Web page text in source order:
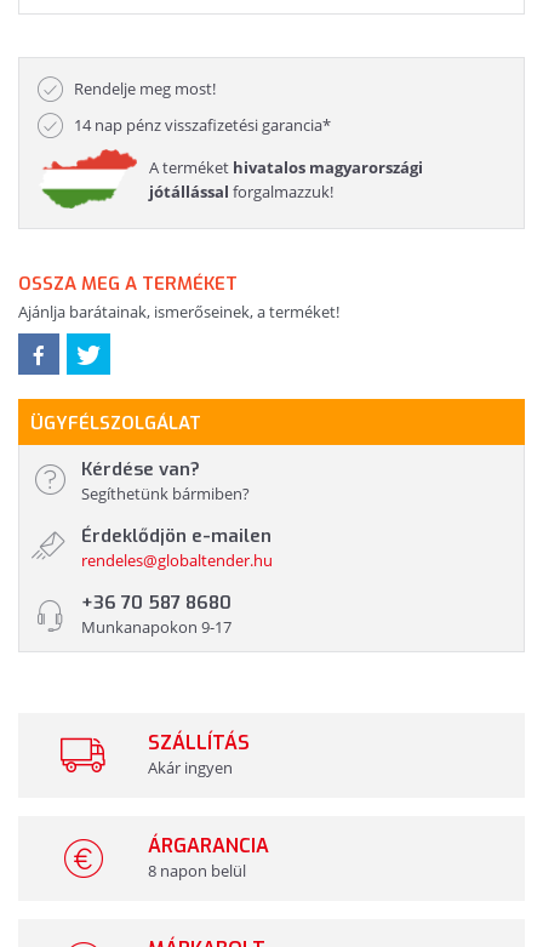
Rendelje meg most!
14 nap pénz visszafizetési garancia*
A terméket hivatalos magyarországi
jótállással forgalmazzuk!
OSSZA MEG A TERMÉKET
Ajánlja barátainak, ismerőseinek, a terméket!
ÜGYFÉLSZOLGÁLAT
Kérdése van?
Segíthetünk bármiben?
Érdeklődjön e-mailen
rendeles@globaltender.hu
+36 70 587 8680
Munkanapokon 9-17
SZÁLLÍTÁS
Akár ingyen
ÁRGARANCIA
8 napon belül